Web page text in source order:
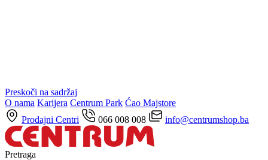
Preskoči na sadržaj
O nama Karijera Centrum Park Ćao Majstore
Prodajni Centri
066 008 008 info@centrumshop.ba
Pretraga